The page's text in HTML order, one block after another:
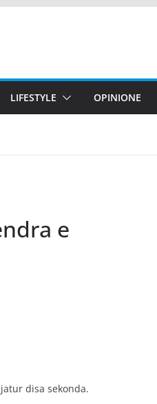
LIFESTYLE OPINIONE
e
disa sekonda.